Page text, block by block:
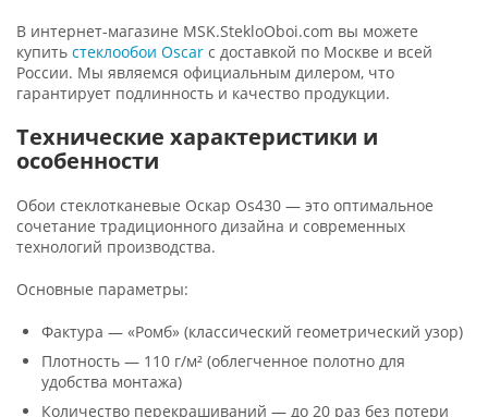
В интернет-магазине MSK.StekloOboi.com вы можете
купить стеклообои Oscar с доставкой по Москве и всей
России. Мы являемся официальным дилером, что
гарантирует подлинность и качество продукции.
Технические характеристики и
особенности
Обои стеклотканевые Оскар Os430 — это оптимальное
сочетание традиционного дизайна и современных
технологий производства.
Основные параметры:
Фактура — «Ромб» (классический геометрический узор)
Плотность — 110 г/м² (облегченное полотно для
удобства монтажа)
Количество перекрашиваний — до 20 раз без потери